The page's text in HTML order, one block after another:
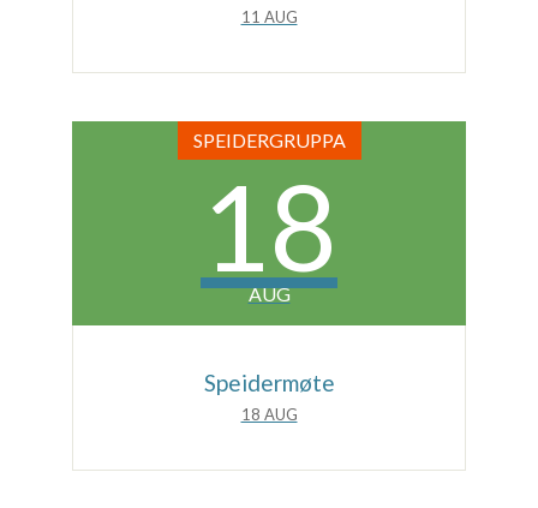
11 AUG
SPEIDERGRUPPA
18
AUG
Speidermøte
18 AUG